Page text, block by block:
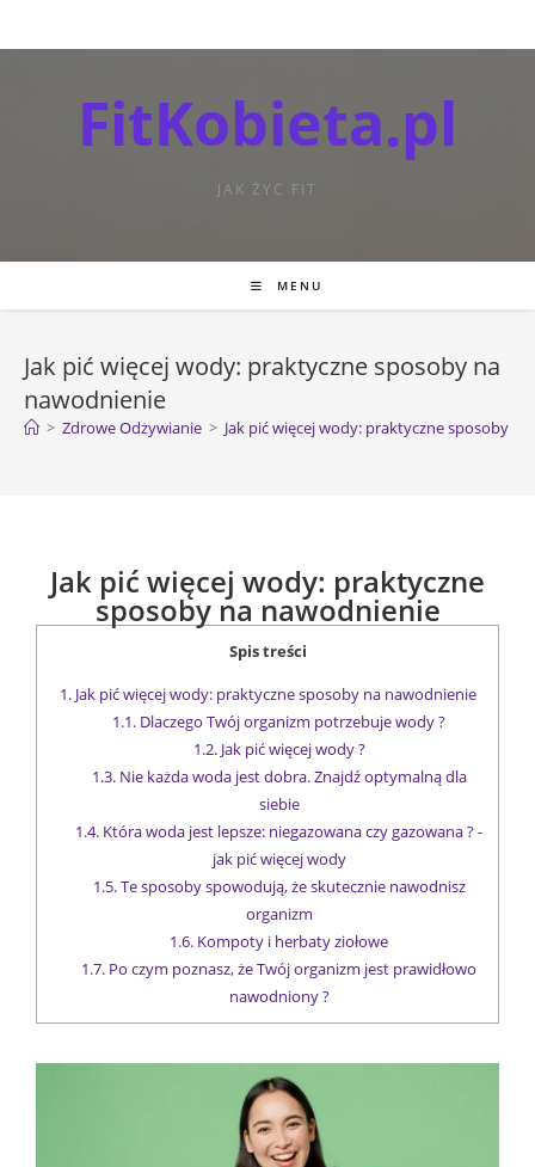
FitKobieta.pl
JAK ŻYC FIT
MENU
Jak pić więcej wody: praktyczne sposoby na
nawodnienie
> Zdrowe Odżywianie > Jak pić więcej wody: praktyczne sposoby
Jak pić więcej wody: praktyczne
sposoby na nawodnienie
Spis treści
1.Jak pić więcej wody: praktyczne sposoby na nawodnienie
1.1. Dlaczego Twój organizm potrzebuje wody ?
1.2.Jak pić więcej wody ?
1.3.Nie każda woda jest dobra. Znajdź optymalną dla
siebie
1.4. Która woda jest lepsze: niegazowana czy gazowana ? -
jak pić więcej wody
1.5.Te sposoby spowodują, że skutecznie nawodnisz
organizm
1.6. Kompoty i herbaty ziołowe
1.7. Po czym poznasz, że Twój organizm jest prawidłowo
nawodniony ?